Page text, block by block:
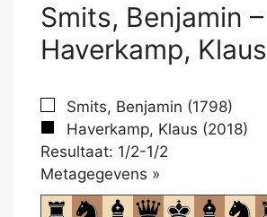
Smits, Benjamin –
Haverkamp, Klaus
Smits, Benjamin (1798)
Haverkamp, Klaus (2018)
Resultaat: 1/2-1/2
Metagegevens »
om